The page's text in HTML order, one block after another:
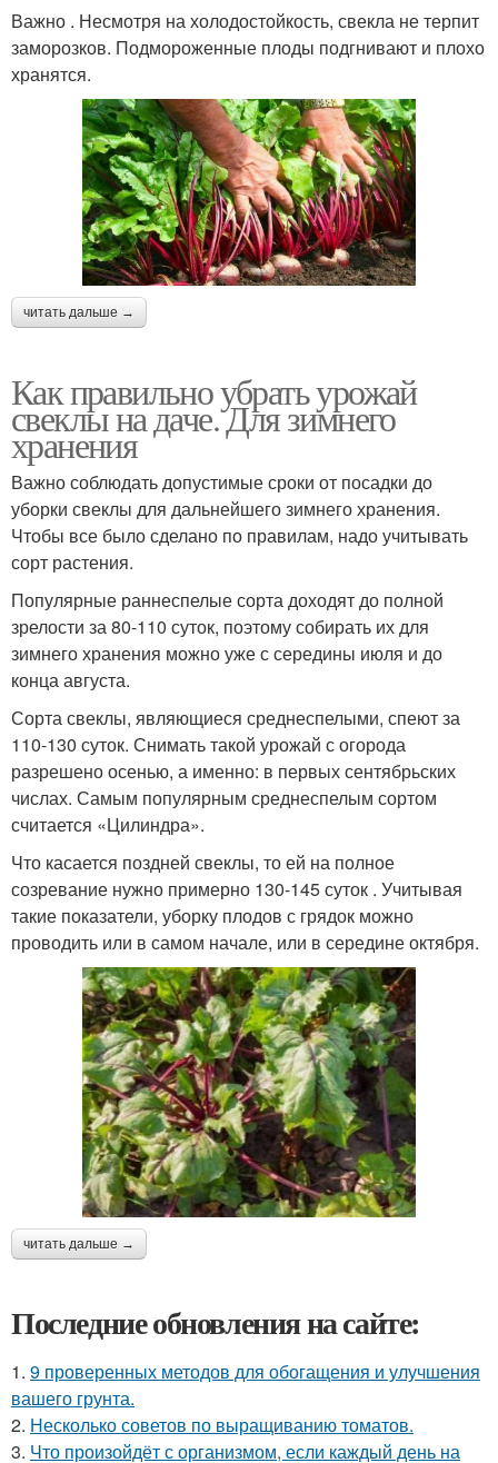
Важно . Несмотря на холодостойкость, свекла не терпит
заморозков. Подмороженные плоды подгнивают и плохо
хранятся.
читать дальше →
Как правильно убрать урожай
свеклы на даче. Для зимнего
хранения
Важно соблюдать допустимые сроки от посадки до
уборки свеклы для дальнейшего зимнего хранения.
Чтобы все было сделано по правилам, надо учитывать
сорт растения.
Популярные раннеспелые сорта доходят до полной
зрелости за 80-110 суток, поэтому собирать их для
зимнего хранения можно уже с середины июля и до
конца августа.
Сорта свеклы, являющиеся среднеспелыми, спеют за
110-130 суток. Снимать такой урожай с огорода
разрешено осенью, а именно: в первых сентябрьских
числах. Самым популярным среднеспелым сортом
считается «Цилиндра».
Что касается поздней свеклы, то ей на полное
созревание нужно примерно 130-145 суток . Учитывая
такие показатели, уборку плодов с грядок можно
проводить или в самом начале, или в середине октября.
читать дальше →
Последние обновления на сайте:
1. 9 проверенных методов для обогащения и улучшения
вашего грунта.
2. Несколько советов по выращиванию томатов.
3. Что произойдёт с организмом, если каждый день на